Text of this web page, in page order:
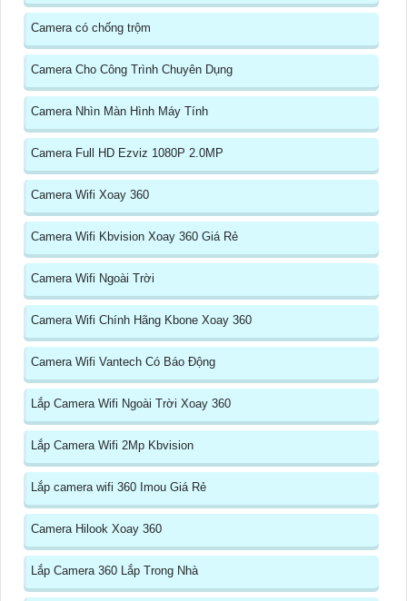
Camera có chống trộm
Camera Cho Công Trình Chuyên Dụng
Camera Nhìn Màn Hình Máy Tính
Camera Full HD Ezviz 1080P 2.0MP
Camera Wifi Xoay 360
Camera Wifi Kbvision Xoay 360 Giá Rẻ
Camera Wifi Ngoài Trời
Camera Wifi Chính Hãng Kbone Xoay 360
Camera Wifi Vantech Có Báo Động
Lắp Camera Wifi Ngoài Trời Xoay 360
Lắp Camera Wifi 2Mp Kbvision
Lắp camera wifi 360 Imou Giá Rẻ
Camera Hilook Xoay 360
Lắp Camera 360 Lắp Trong Nhà